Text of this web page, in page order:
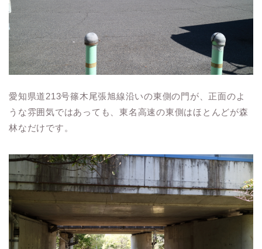
愛知県道213号篠木尾張旭線沿いの東側の門が、正面のよ
うな雰囲気ではあっても、東名高速の東側はほとんどが森
林なだけです。